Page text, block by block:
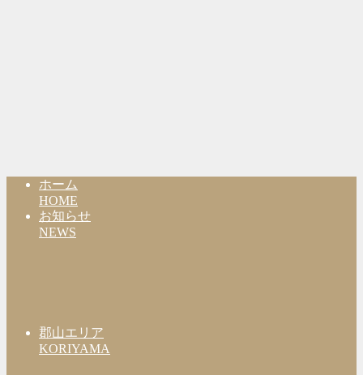
ホーム
HOME
お知らせ
NEWS
郡山エリア
KORIYAMA